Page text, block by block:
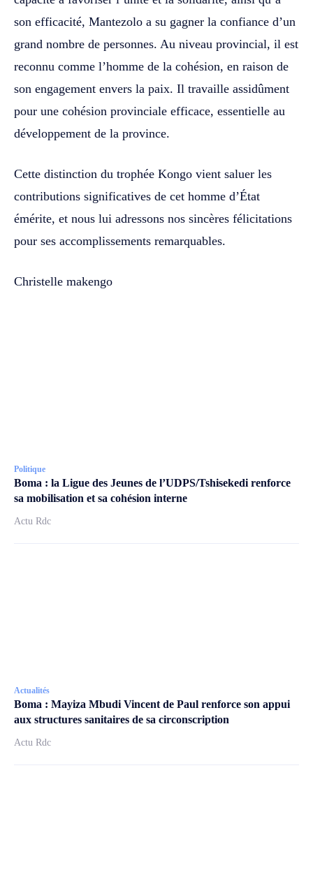
son efficacité, Mantezolo a su gagner la confiance d’un
grand nombre de personnes. Au niveau provincial, il est
reconnu comme l’homme de la cohésion, en raison de
son engagement envers la paix. Il travaille assidûment
pour une cohésion provinciale efficace, essentielle au
développement de la province.
Cette distinction du trophée Kongo vient saluer les
contributions significatives de cet homme d’État
émérite, et nous lui adressons nos sincères félicitations
pour ses accomplissements remarquables.
Christelle makengo
Politique
Boma : la Ligue des Jeunes de l’UDPS/Tshisekedi renforce
sa mobilisation et sa cohésion interne
Actu Rdc
Actualités
Boma : Mayiza Mbudi Vincent de Paul renforce son appui
aux structures sanitaires de sa circonscription
Actu Rdc